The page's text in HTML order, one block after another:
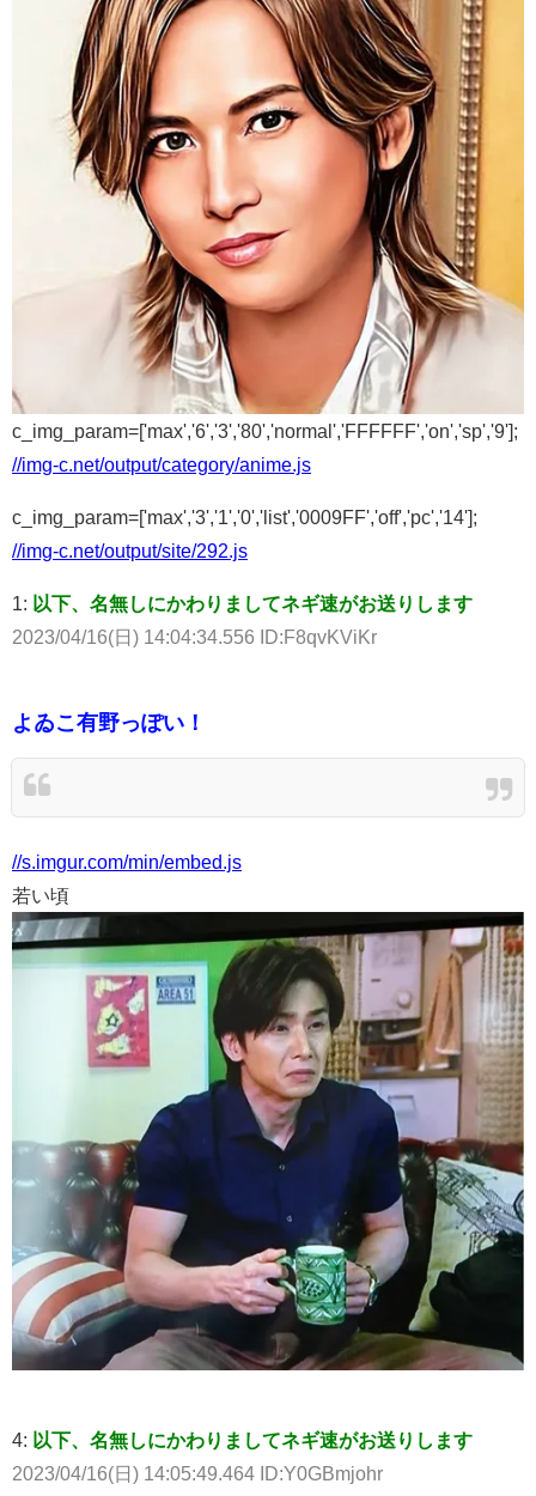
c_img_param=['max','6','3','80','normal','FFFFFF','on','sp','9'];
//img-c.net/output/category/anime.js
c_img_param=['max','3','1','0','list','0009FF','off','pc','14'];
//img-c.net/output/site/292.js
1: 以下、名無しにかわりましてネギ速がお送りします
2023/04/16(日) 14:04:34.556 ID:F8qvKViKr
よゐこ有野っぽい！
//s.imgur.com/min/embed.js
若い頃
4: 以下、名無しにかわりましてネギ速がお送りします
2023/04/16(日) 14:05:49.464 ID:Y0GBmjohr